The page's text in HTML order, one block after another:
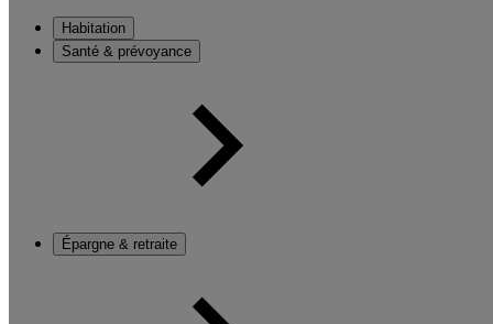
Habitation
Santé & prévoyance
Épargne & retraite